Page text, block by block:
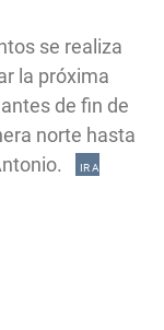
se realiza
la próxima
de fin de
norte hasta
IR A